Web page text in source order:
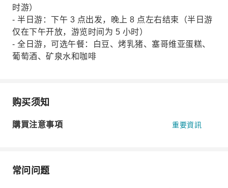
时游）
- 半日游：下午 3 点出发，晚上 8 点左右结束（半日游
仅在下午开放，游览时间为 5 小时）
- 全日游，可选午餐：白豆、烤乳猪、塞哥维亚蛋糕、
葡萄酒、矿泉水和咖啡
购买须知
購買注意事項 重要資訊
常问问题